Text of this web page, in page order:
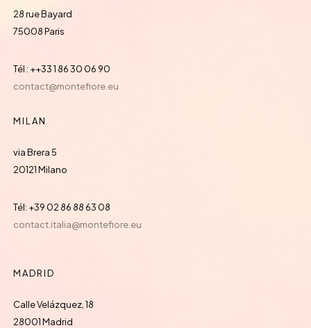
28 rue Bayard
75008 Paris
Tél : ++33 1 86 30 06 90
contact@montefiore.eu
MILAN
via Brera 5
20121 Milano
Tél: +39 02 86 88 63 08
contact.italia@montefiore.eu
MADRID
Calle Velázquez, 18
28001 Madrid